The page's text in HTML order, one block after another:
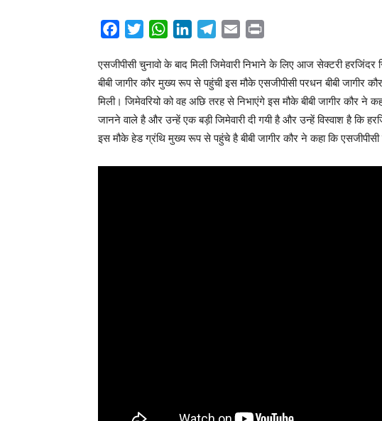
Facebook
TwitterWhatsAppLinkedInTelegram
Email
एसजीपीसी चुनावो के बाद मिली जिमेवारी निभाने के लिए आज सेक्टरी
बीबी जागीर कौर मुख्य रूप से पहुंची इस मौके एसजीपीसी परधन बीबी जागीर
मिली। जिमेवरियो को वह अछि तरह से निभाएंगे इस मौके बीबी जागीर कौर ने
जानने वाले है और उन्हें एक बड़ी जिमेवारी दी गयी है और उन्हें विस्वाश है कि
इस मौके हेड ग्रंथि मुख्य रूप से पहुंचे है बीबी जागीर कौर ने कहा कि एसजीपीसी